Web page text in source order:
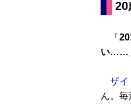
20
「
い……
ザイ
ん。